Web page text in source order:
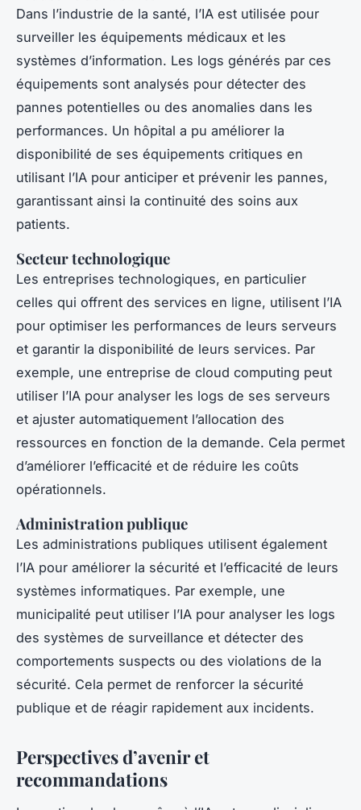
Dans l’industrie de la santé, l’IA est utilisée pour
surveiller les équipements médicaux et les
systèmes d’information. Les logs générés par ces
équipements sont analysés pour détecter des
pannes potentielles ou des anomalies dans les
performances. Un hôpital a pu améliorer la
disponibilité de ses équipements critiques en
utilisant l’IA pour anticiper et prévenir les pannes,
garantissant ainsi la continuité des soins aux
patients.
Secteur technologique
Les entreprises technologiques, en particulier
celles qui offrent des services en ligne, utilisent l’IA
pour optimiser les performances de leurs serveurs
et garantir la disponibilité de leurs services. Par
exemple, une entreprise de cloud computing peut
utiliser l’IA pour analyser les logs de ses serveurs
et ajuster automatiquement l’allocation des
ressources en fonction de la demande. Cela permet
d’améliorer l’efficacité et de réduire les coûts
opérationnels.
Administration publique
Les administrations publiques utilisent également
l’IA pour améliorer la sécurité et l’efficacité de leurs
systèmes informatiques. Par exemple, une
municipalité peut utiliser l’IA pour analyser les logs
des systèmes de surveillance et détecter des
comportements suspects ou des violations de la
sécurité. Cela permet de renforcer la sécurité
publique et de réagir rapidement aux incidents.
Perspectives d’avenir et
recommandations